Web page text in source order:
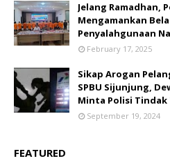
Jelang Ramadhan,
Mengamankan
Penyalahgunaan
February 17, 2025
Sikap Arogan
SPBU Sijunjung,
Minta Polisi Tindak
September 19, 2024
FEATURED